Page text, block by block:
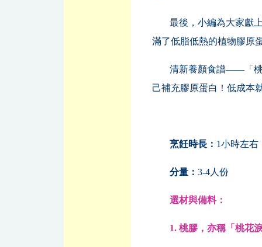
最後，小編為大家獻
滿了低脂低熱的植物膠原
清新養顏食譜——「桃
己補充膠原蛋白！低成本
烹飪時長： 1小時左右
分量： 3-4人份
選材與備料：
1. 桃膠，亦稱「桃花